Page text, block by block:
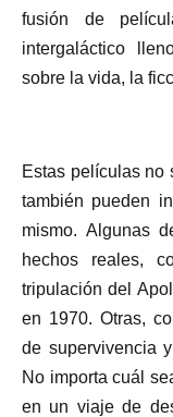
fusión de
intergaláctico
sobre la vida, la
Estas películas no
también pueden
mismo. Algunas
hechos reales,
tripulación del
en 1970. Otras,
de supervivencia
No importa cuál
en un viaje de